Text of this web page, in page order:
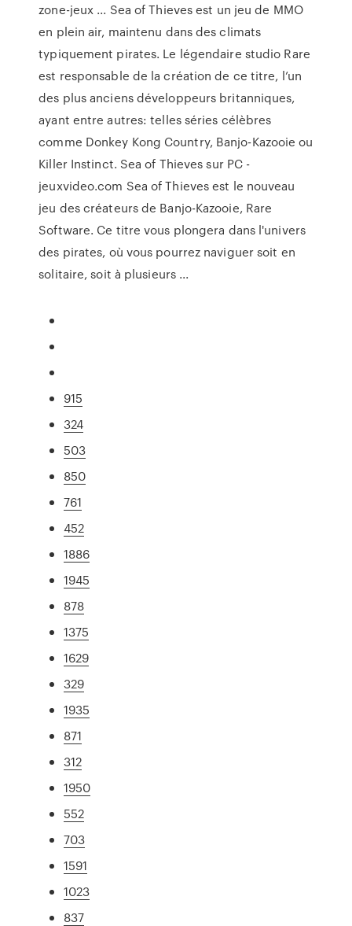
zone-jeux ... Sea of Thieves est un jeu de MMO
en plein air, maintenu dans des climats
typiquement pirates. Le légendaire studio Rare
est responsable de la création de ce titre, l’un
des plus anciens développeurs britanniques,
ayant entre autres: telles séries célèbres
comme Donkey Kong Country, Banjo-Kazooie ou
Killer Instinct. Sea of Thieves sur PC -
jeuxvideo.com Sea of Thieves est le nouveau
jeu des créateurs de Banjo-Kazooie, Rare
Software. Ce titre vous plongera dans l'univers
des pirates, où vous pourrez naviguer soit en
solitaire, soit à plusieurs ...
915
324
503
850
761
452
1886
1945
878
1375
1629
329
1935
871
312
1950
552
703
1591
1023
837